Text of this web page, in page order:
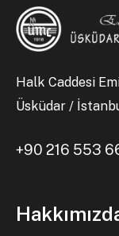
Halk Caddesi
Üsküdar /
+90 216 553